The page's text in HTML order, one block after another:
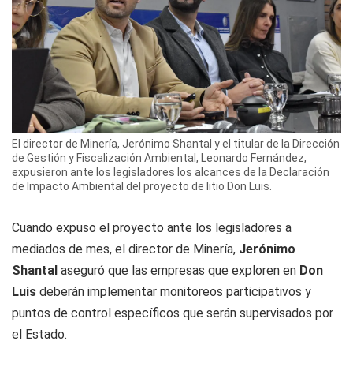
El director de Minería, Jerónimo Shantal y el titular de la Dirección
de Gestión y Fiscalización Ambiental, Leonardo Fernández,
expusieron ante los legisladores los alcances de la Declaración
de Impacto Ambiental del proyecto de litio Don Luis.
Cuando expuso el proyecto ante los legisladores a
mediados de mes, el director de Minería, Jerónimo
Shantal aseguró que las empresas que exploren en Don
Luis deberán implementar monitoreos participativos y
puntos de control específicos que serán supervisados por
el Estado.